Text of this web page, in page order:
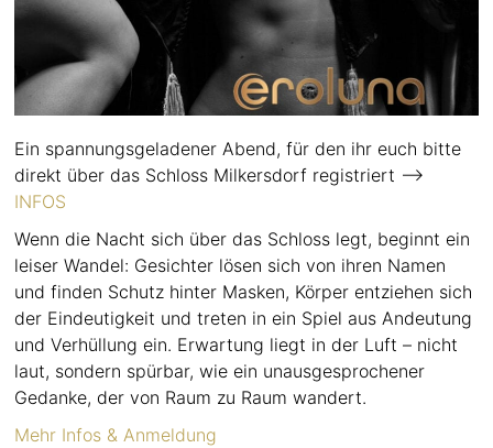
Ein spannungsgeladener Abend, für den ihr euch bitte
direkt über das Schloss Milkersdorf registriert –>
INFOS
Wenn die Nacht sich über das Schloss legt, beginnt ein
leiser Wandel: Gesichter lösen sich von ihren Namen
und finden Schutz hinter Masken, Körper entziehen sich
der Eindeutigkeit und treten in ein Spiel aus Andeutung
und Verhüllung ein. Erwartung liegt in der Luft – nicht
laut, sondern spürbar, wie ein unausgesprochener
Gedanke, der von Raum zu Raum wandert.
Mehr Infos & Anmeldung